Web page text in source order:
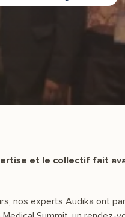
et le collectif fait
nos experts Audika ont